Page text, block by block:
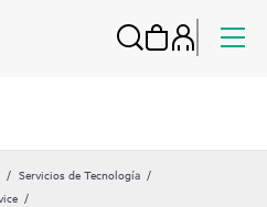
Servicios de Tecnología